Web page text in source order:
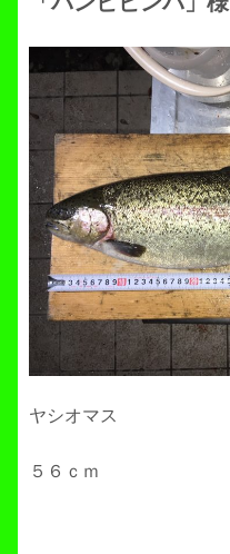
ヤシオマス
５６ｃｍ